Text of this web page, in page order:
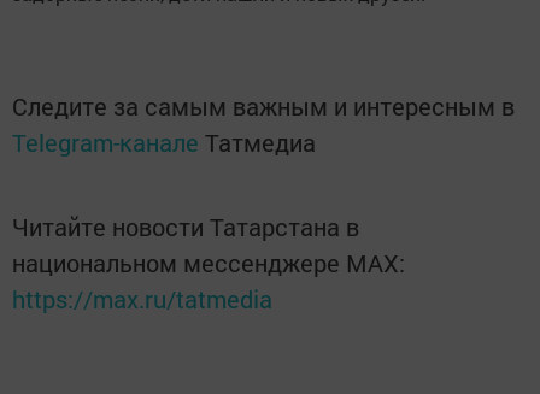
Следите за самым важным и интересным в
Telegram-канале Татмедиа
Читайте новости Татарстана в
национальном мессенджере MАХ:
https://max.ru/tatmedia